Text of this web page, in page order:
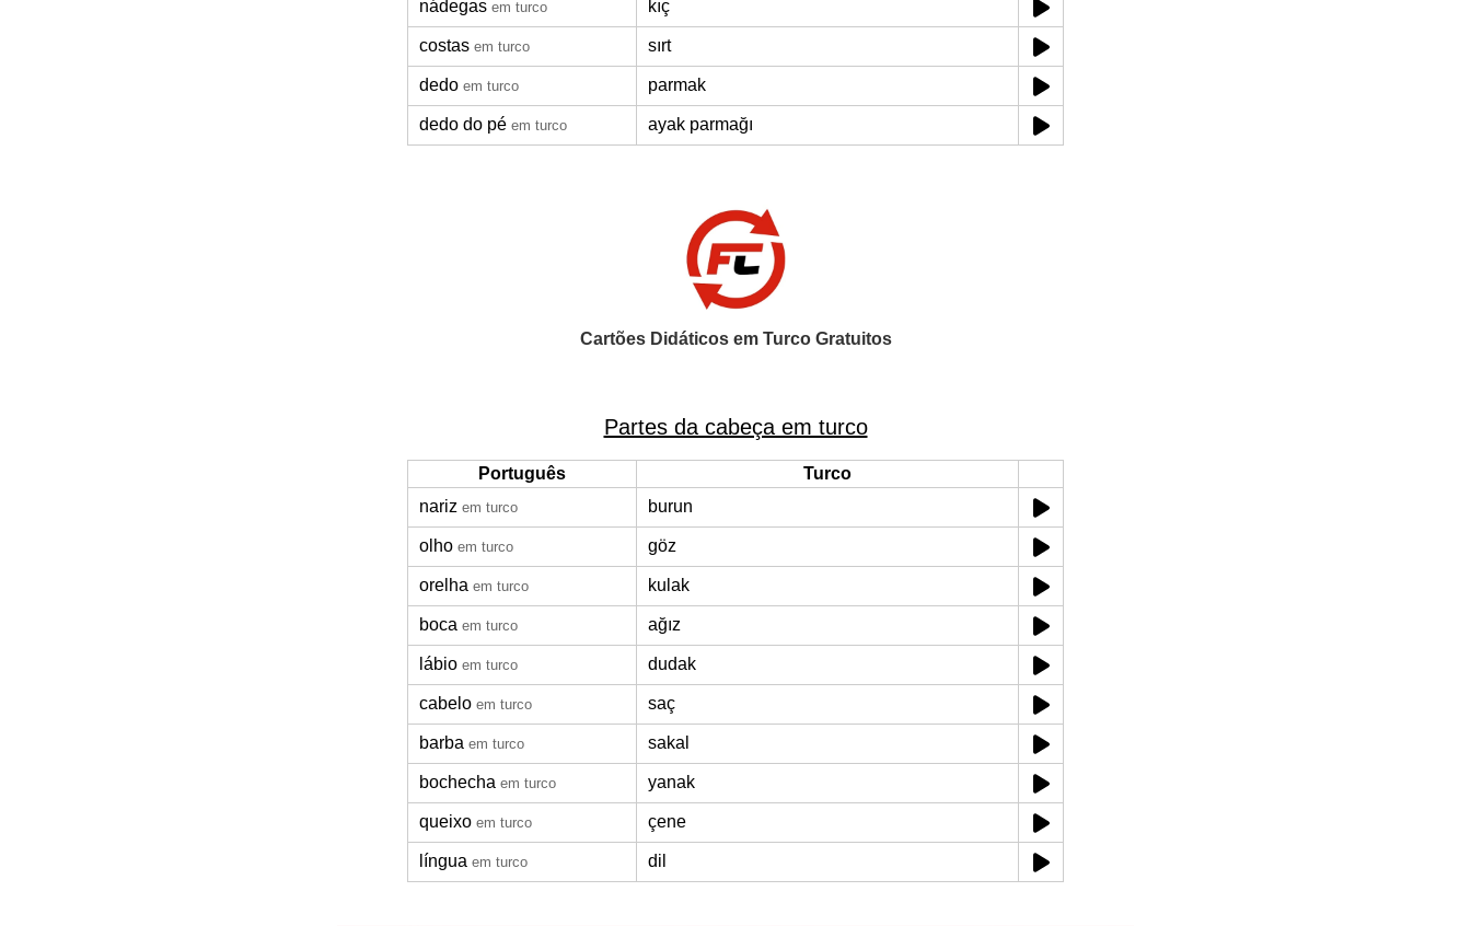
nádegas em turco kıç
costas em turco sırt
dedo em turco parmak
dedo do pé em turco ayak parmağı
Cartões Didáticos em Turco Gratuitos
Partes da cabeça em turco
Português
Turco
nariz em turco burun
olho em turco göz
orelha em turco kulak
boca em turco ağız
lábio em turco dudak
cabelo em turco saç
barba em turco sakal
bochecha em turco yanak
queixo em turco çene
língua em turco dil